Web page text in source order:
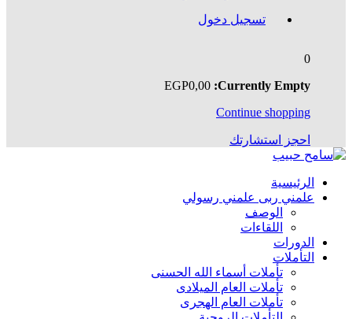
تسجيل دخول
0
Currently Empty:
EGP0,00
Continue shopping
احجز استشارتك
الرئيسية
علمني ربى علمني رسولي
الوصف
اللقاءات
الدورات
التأملات
تأملات أسماء الله الحسنى
تأملات العام الميلادى
تأملات العام الهجرى